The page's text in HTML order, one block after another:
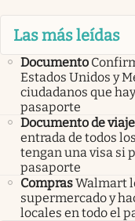
Las más leídas
Documento
Estados Unidos y
ciudadanos que
pasaporte
Documento de viaje
entrada de todos
tengan una visa si
pasaporte
ComprasWalmart
supermercado y
locales en todo el